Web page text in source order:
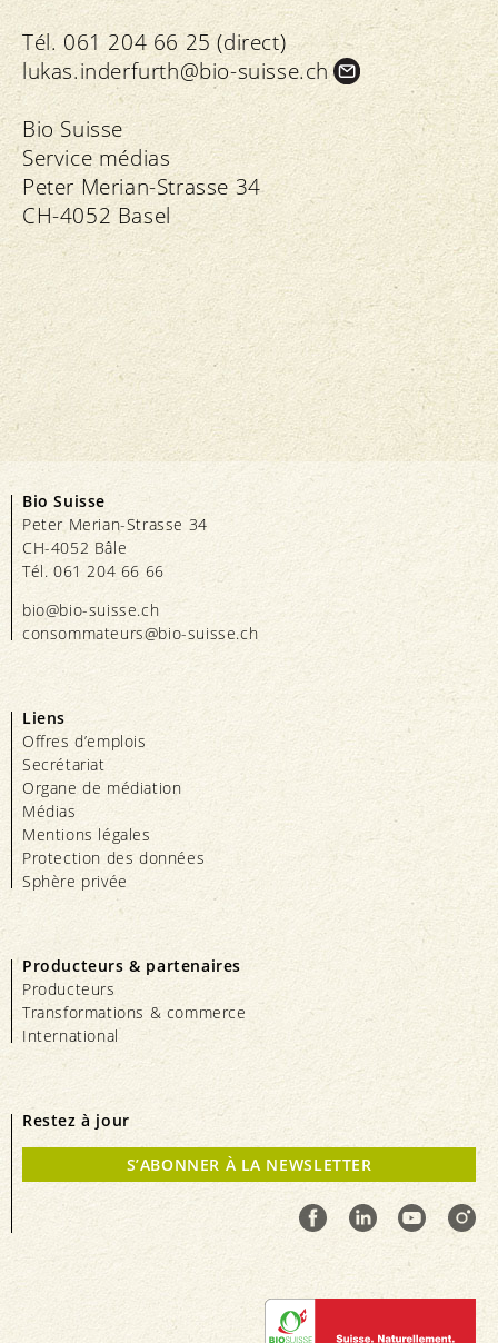
Tél. 061 204 66 25 (direct)
lukas.inderfurth@bio-suisse.ch
Bio Suisse
Service médias
Peter Merian-Strasse 34
CH-4052 Basel
Bio Suisse
Peter Merian-Strasse 34
CH-4052 Bâle
Tél. 061 204 66 66
bio@bio-suisse.ch
consommateurs@bio-suisse.ch
Liens
Offres d’emplois
Secrétariat
Organe de médiation
Médias
Mentions légales
Protection des données
Sphère privée
Producteurs & partenaires
Producteurs
Transformations & commerce
International
Restez à jour
S’ABONNER À LA NEWSLETTER